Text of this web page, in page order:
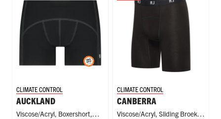
CLIMATE CONTROL
AUCKLAND
Viscose/Acryl, Boxershort,
CLIMATE CONTROL
CANBERRA
Viscose/Acryl, Sliding Broekje,